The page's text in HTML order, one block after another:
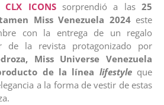
CLX ICONSsorprendió a las25
Miss Venezuela 2024este
con la entrega de un regalo
de la revista protagonizado por
Miss Universe Venezuela
de la línea lifestyleque
a la forma de vestir de estas